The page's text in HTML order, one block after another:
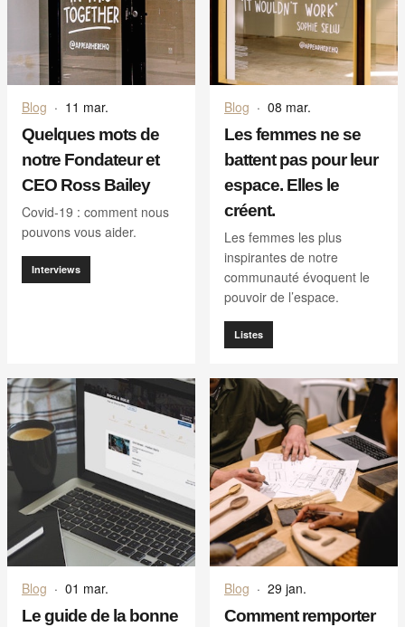
Blog · 11 mar.
Quelques mots de
notre Fondateur et
CEO Ross Bailey
Covid-19 : comment nous
pouvons vous aider.
Interviews
Blog · 08 mar.
Les femmes ne se
battent pas pour leur
espace. Elles le
créent.
Les femmes les plus
inspirantes de notre
communauté évoquent le
pouvoir de l’espace.
Listes
Blog · 01 mar.
Le guide de la bonne
Blog · 29 jan.
Comment remporter